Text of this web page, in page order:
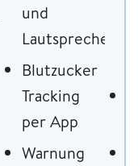
und
Lautsprecher
Blutzucker
Tracking
per App
Warnung